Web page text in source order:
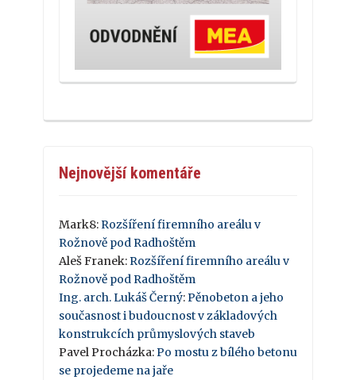
Nejnovější komentáře
Mark8: Rozšíření firemního areálu v
Rožnově pod Radhoštěm
Aleš Franek: Rozšíření firemního areálu v
Rožnově pod Radhoštěm
Ing. arch. Lukáš Černý: Pěnobeton a jeho
současnost i budoucnost v základových
konstrukcích průmyslových staveb
Pavel Procházka: Po mostu z bílého betonu
se projedeme na jaře